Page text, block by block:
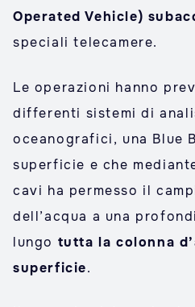
Operated Vehicle)
speciali telecamere.
Le operazioni hanno
differenti sistemi di
oceanografici, una Blue
superficie e che
cavi ha permesso il
dell’acqua a una
lungo tutta la colonna
superficie.